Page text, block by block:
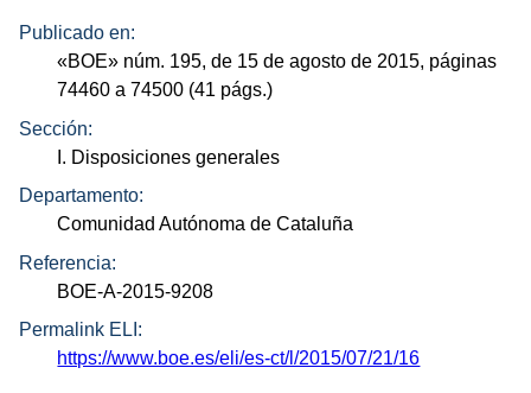
Publicado en:
«BOE» núm. 195, de 15 de agosto de 2015, páginas
74460 a 74500 (41 págs.)
Sección:
I. Disposiciones generales
Departamento:
Comunidad Autónoma de Cataluña
Referencia:
BOE-A-2015-9208
Permalink ELI:
https://www.boe.es/eli/es-ct/l/2015/07/21/16